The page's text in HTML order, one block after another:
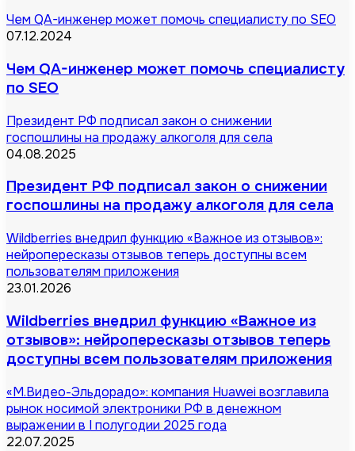
Чем QA-инженер может помочь специалисту по SEO
07.12.2024
Чем QA-инженер может помочь специалисту
по SEO
Президент РФ подписал закон о снижении
госпошлины на продажу алкоголя для села
04.08.2025
Президент РФ подписал закон о снижении
госпошлины на продажу алкоголя для села
Wildberries внедрил функцию «Важное из отзывов»:
нейропересказы отзывов теперь доступны всем
пользователям приложения
23.01.2026
Wildberries внедрил функцию «Важное из
отзывов»: нейропересказы отзывов теперь
доступны всем пользователям приложения
«М.Видео-Эльдорадо»: компания Huawei возглавила
рынок носимой электроники РФ в денежном
выражении в I полугодии 2025 года
22.07.2025